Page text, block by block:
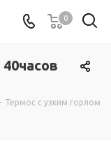
0
- Термос с узким горлом